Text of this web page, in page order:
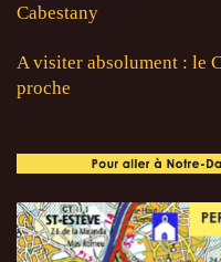
Cabestany
A visiter absolument : le
proche